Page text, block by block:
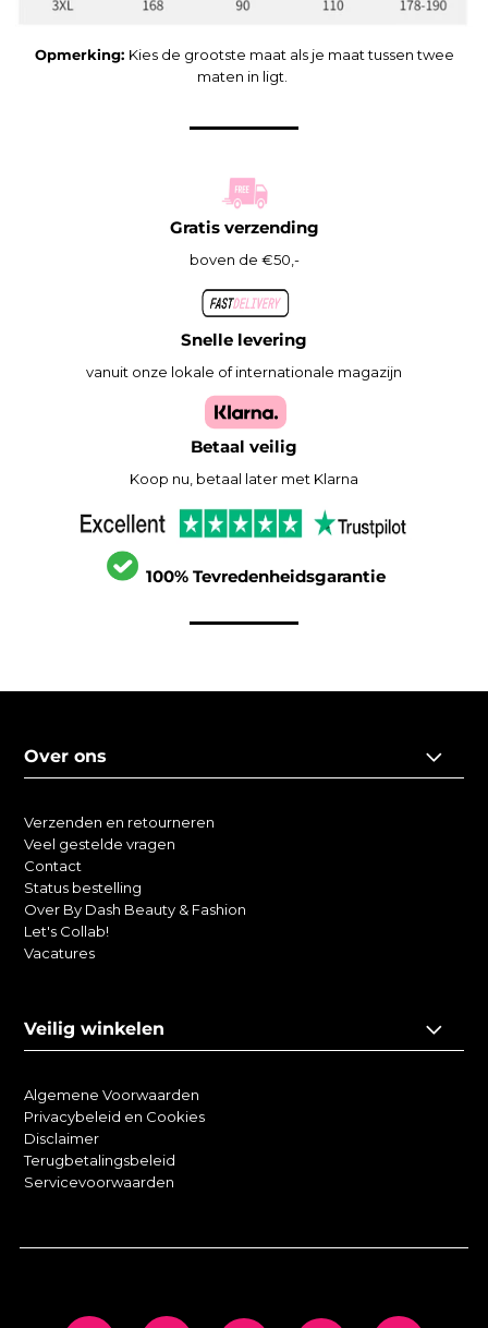
Opmerking: Kies de grootste maat als je maat tussen twee
maten in ligt.
Gratis verzending
boven de €50,-
Snelle levering
vanuit onze lokale of internationale magazijn
Betaal veilig
Koop nu, betaal later met Klarna
100% Tevredenheidsgarantie
Over ons
Verzenden en retourneren
Veel gestelde vragen
Contact
Status bestelling
Over By Dash Beauty & Fashion
Let's Collab!
Vacatures
Veilig winkelen
Algemene Voorwaarden
Privacybeleid en Cookies
Disclaimer
Terugbetalingsbeleid
Servicevoorwaarden